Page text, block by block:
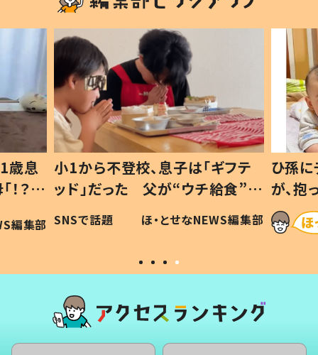
歳息
？」
編集部
小1から不登校、息子は「ギフテ
ッド」だった 父が“ウチ給食”を
作り続ける理由とは #令和の親
#令和の子
SNSで話題 ほ・とせなNEWS編集部
ひ孫
が、
「涙が
い」